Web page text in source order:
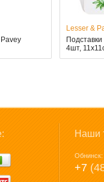
Lesser &
4шт,
Наши
Обнинск:
+7